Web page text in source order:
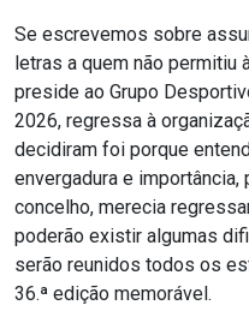
Se escrevemos sobre
letras a quem não permitiu
preside ao Grupo
2026, regressa à
decidiram foi porque
envergadura e importância,
concelho, merecia
poderão existir algumas
serão reunidos todos os
36.ª edição memorável.